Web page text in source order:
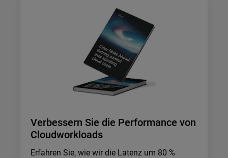
Verbessern Sie die Performance von
Cloudworkloads
Erfahren Sie, wie wir die Latenz um 80 %